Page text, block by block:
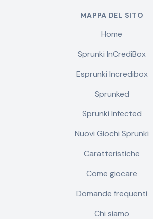
MAPPA DEL SITO
Home
Sprunki InCrediBox
Esprunki Incredibox
Sprunked
Sprunki Infected
Nuovi Giochi Sprunki
Caratteristiche
Come giocare
Domande frequenti
Chi siamo